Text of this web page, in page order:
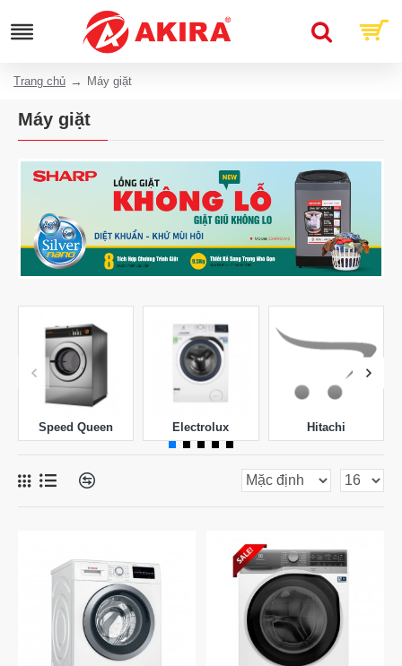
Trang chủ Máy giặt
Máy giặt
Speed Queen Electrolux Hitachi